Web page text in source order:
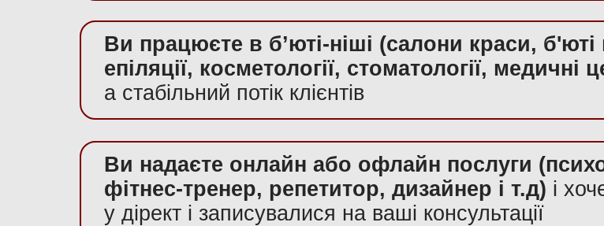
Ви працюєте в бʼюті-ніші (салони краси, б'юті
епіляції, косметології, стоматології, медичні
а стабільний потік клієнтів
Ви надаєте онлайн або офлайн послуги
фітнес-тренер, репетитор, дизайнер і т.д) і
у дірект і записувалися на ваші консультації